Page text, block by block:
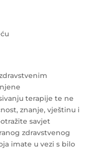
terapije te ne
znanje, vještinu i
savjet
zdravstvenog
imate u vezi s bilo